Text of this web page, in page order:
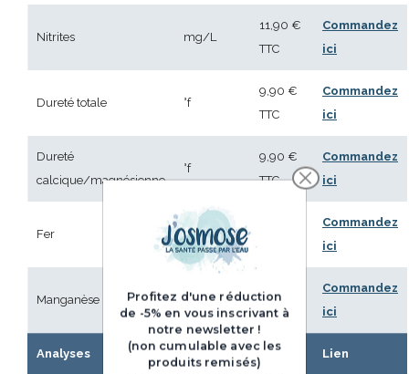
Nitrites mg/L
11,90 €
TTC
Commandez
ici
Dureté totale °f
9,90 €
TTC
Commandez
ici
Dureté
calcique/magnésienne
°f
9,90 €
TTC
Commandez
ici
Fer mg/L
Commandez
ici
Manganèse mg/L
TT
Commandez
ici
Analyses Précision Prix Lien
Profitez d'une réduction
de -5% en vous inscrivant à
notre newsletter !
(non cumulable avec les
produits remisés)